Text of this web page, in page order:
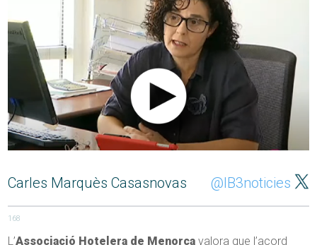
Carles Marquès Casasnovas @IB3noticies
168
L’Associació Hotelera de Menorca valora que l’acord